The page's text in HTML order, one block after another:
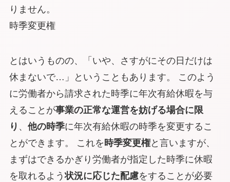
りません。
時季変更権
とはいうものの、「いや、さすがにその日だけは
休まないで…」ということもあります。 このよう
に労働者から請求された時季に年次有給休暇を与
えることが事業の正常な運営を妨げる場合に限
り 、 他の時季に年次有給休暇の時季を変更するこ
とができます。 これを時季変更権と言いますが、
まずはできるかぎり労働者が指定した時季に休暇
を取れるよう状況に応じた配慮をすることが必要